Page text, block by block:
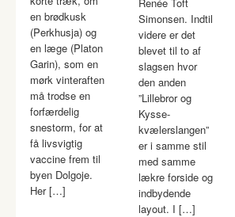
en brødkusk
(Perkhusja) og
en læge (Platon
Garin), som en
mørk vinteraften
må trodse en
forfærdelig
snestorm, for at
få livsvigtig
vaccine frem til
byen Dolgoje.
Her […]
Simonsen. Indtil
videre er det
blevet til to af
slagsen hvor
den anden
”Lillebror og
Kysse-
kvælerslangen”
er i samme stil
med samme
lækre forside og
indbydende
layout. I […]